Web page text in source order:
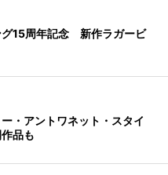
グ15周年記念 新作ラガービ
・アントワネット・スタイ
品も